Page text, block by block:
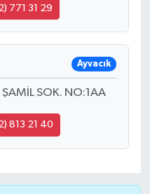
771 31 29
Ayvacık
ŞAMİL SOK. NO:1AA
813 21 40